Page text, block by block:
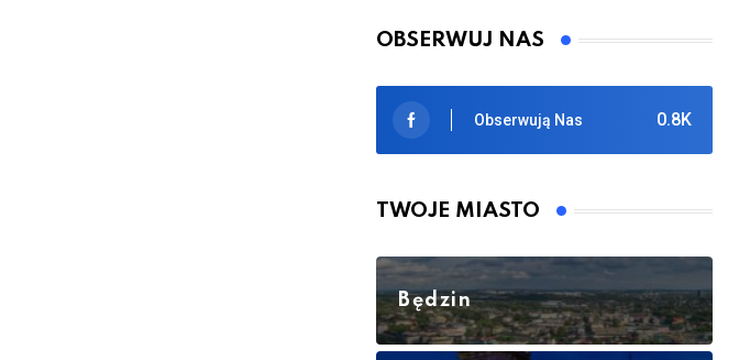
OBSERWUJ NAS
0.8K
Obserwują Nas
TWOJE MIASTO
Będzin